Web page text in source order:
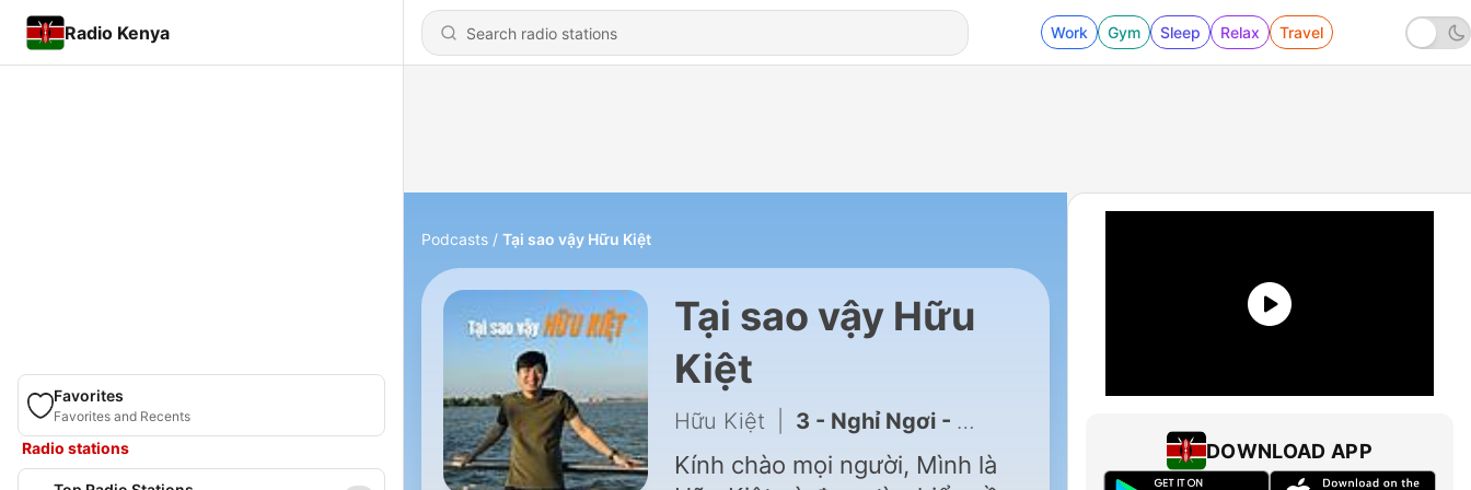
Radio Kenya Work Gym Sleep Relax Travel
Favorites
Favorites and Recents
Radio stations
Podcasts Tại sao vậy Hữu Kiệt
Tại sao vậy Hữu
Kiệt
Hữu Kiệt 3 - Nghỉ Ngơi - Tại sao vậy Hữu Kiệt - #3
Kính chào mọi người, Mình là
DOWNLOAD APP